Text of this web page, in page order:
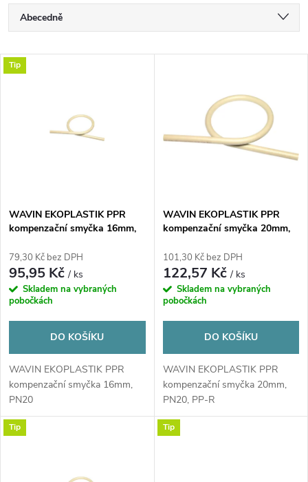
Ř
a
p
r
o
d
u
k
t
Abecedně
Nejdražší
V
s
p
r
o
d
u
k
t
Tip
WAVIN EKOPLASTIK PPR
kompenzační smyčka 16mm,
79,30 Kč bez DPH
95,95 Kč/ ks
Skladem na vybraných
pobočkách
DO KOŠÍKU
WAVIN EKOPLASTIK PPR
kompenzační smyčka 16mm,
PN20
WAVIN EKOPLASTIK PPR
kompenzační smyčka 20mm,
101,30 Kč bez DPH
122,57 Kč/ ks
Skladem na vybraných
pobočkách
DO KOŠÍKU
WAVIN EKOPLASTIK PPR
kompenzační smyčka 20mm,
PN20, PP-R
Tip Tip